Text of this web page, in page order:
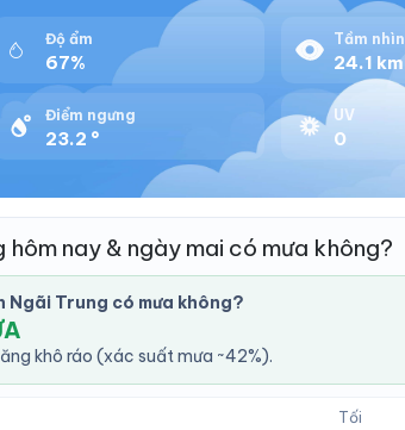
Độ ẩm
67%
Tầm nhìn
24.1 km
Điểm ngưng
23.2 °
UV
0
hôm nay & ngày mai có mưa không?
Ngãi Trung có mưa không?
khô ráo (xác suất mưa ~42%).
Tối